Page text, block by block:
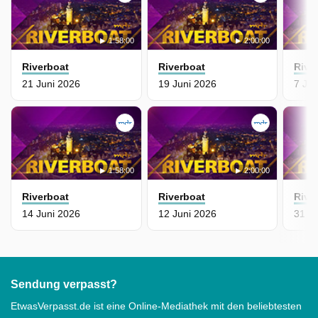
1:58:00
Riverboat
21 Juni 2026
2:00:00
Riverboat
19 Juni 2026
1:58:00
Riverboat
14 Juni 2026
2:00:00
Riverboat
12 Juni 2026
7
31
Sendung verpasst?
EtwasVerpasst.de ist eine Online-Mediathek mit den beliebtesten